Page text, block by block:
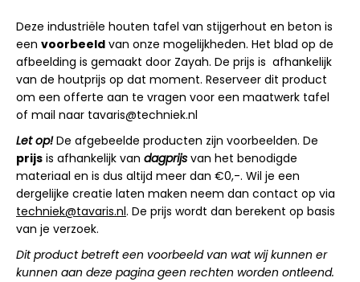
Deze industriële houten tafel van stijgerhout en beton is
een voorbeeld van onze mogelijkheden. Het blad op de
afbeelding is gemaakt door Zayah. De prijs is afhankelijk
van de houtprijs op dat moment. Reserveer dit product
om een offerte aan te vragen voor een maatwerk tafel
of mail naar tavaris@techniek.nl
Let op!De afgebeelde producten zijn voorbeelden. De
prijs is afhankelijk van dagprijsvan het benodigde
materiaal en is dus altijd meer dan €0,-. Wil je een
dergelijke creatie laten maken neem dan contact op via
techniek@tavaris.nl. De prijs wordt dan berekent op basis
van je verzoek.
Dit product betreft een voorbeeld van wat wij kunnen er
kunnen aan deze pagina geen rechten worden ontleend.